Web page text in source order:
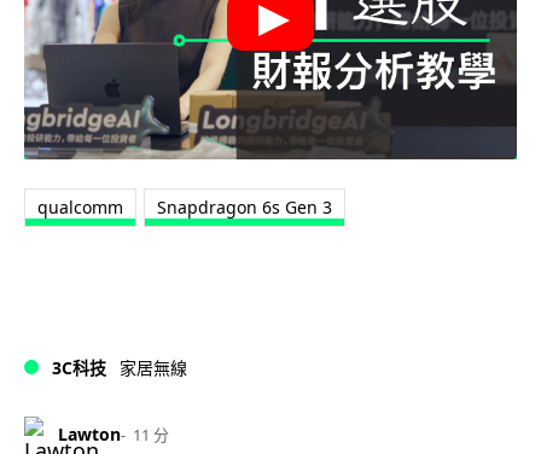
qualcomm Snapdragon 6s Gen 3
3C科技 家居無線
Lawton 11 分